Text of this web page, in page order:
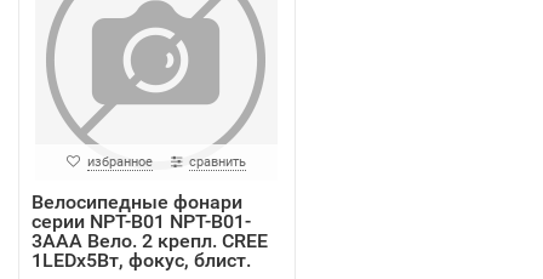
избранное сравнить
Велосипедные фонари
серии NPT-B01 NPT-B01-
3AAA Вело. 2 крепл. CREE
1LEDх5Вт, фокус, блист.